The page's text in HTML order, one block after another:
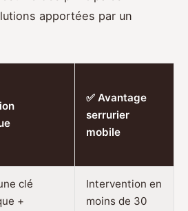
apportées par un
✅ Avantage
serrurier
mobile
clé
+
Intervention en
moins de 30